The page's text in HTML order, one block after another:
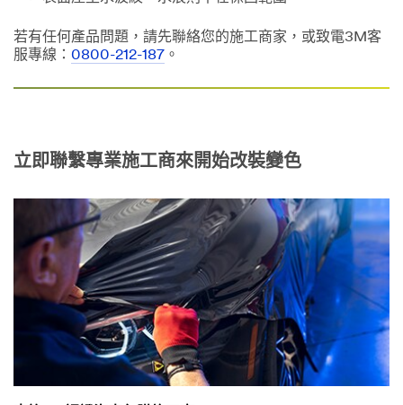
若有任何產品問題，請先聯絡您的施工商家，或致電3M客
服專線： 0800-212-187 。
立即聯繫專業施工商來開始改裝變色